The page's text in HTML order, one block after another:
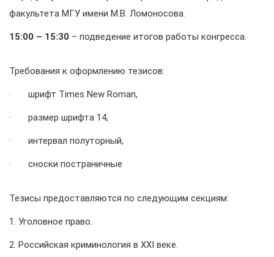
факультета МГУ имени М.В. Ломоносова.
15:00 – 15:30 – подведение итогов работы конгресса.
Требования к оформлению тезисов:
· шрифт Times New Roman,
· размер шрифта 14,
· интервал полуторный,
· сноски постраничные
Тезисы предоставляются по следующим секциям:
1. Уголовное право.
2. Российская криминология в XXI веке.